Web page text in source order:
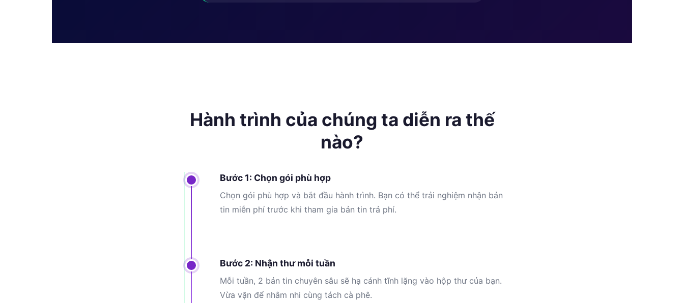
Hành trình của chúng ta diễn ra thế
nào?
Bước 1: Chọn gói phù hợp
Chọn gói phù hợp và bắt đầu hành trình. Bạn có thể trải nghiệm nhận bản
tin miễn phí trước khi tham gia bản tin trả phí.
Bước 2: Nhận thư mỗi tuần
Mỗi tuần, 2 bản tin chuyên sâu sẽ hạ cánh tĩnh lặng vào hộp thư của bạn.
Vừa vặn để nhâm nhi cùng tách cà phê.